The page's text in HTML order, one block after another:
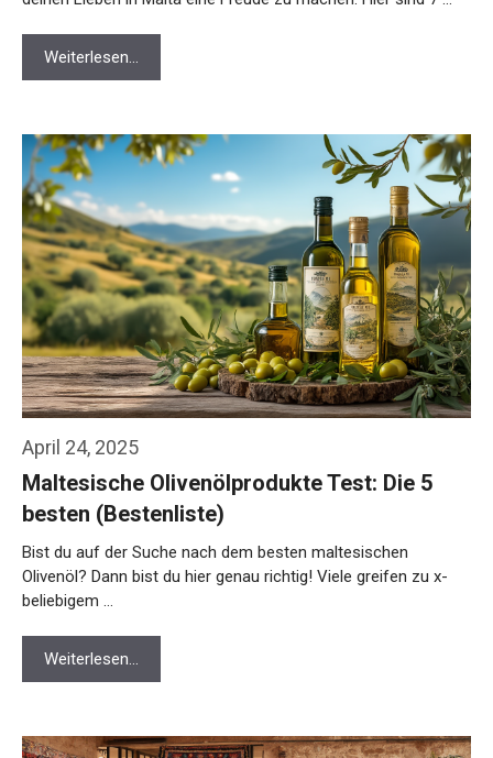
Weiterlesen…
April 24, 2025
Maltesische Olivenölprodukte Test: Die 5
besten (Bestenliste)
Bist du auf der Suche nach dem besten maltesischen
Olivenöl? Dann bist du hier genau richtig! Viele greifen zu x-
beliebigem …
Weiterlesen…